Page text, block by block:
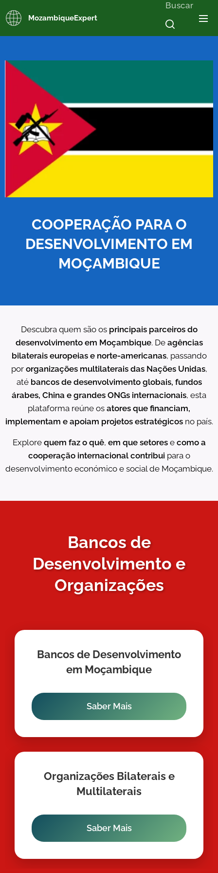
MozambiqueExpert
Buscar
COOPERAÇÃO PARA O
DESENVOLVIMENTO EM
MOÇAMBIQUE
Descubra quem são os principais parceiros do
desenvolvimento em Moçambique. De agências
bilaterais europeias e norte-americanas, passando
por organizações multilaterais das Nações Unidas,
até bancos de desenvolvimento globais, fundos
árabes, China e grandes ONGs internacionais, esta
plataforma reúne os atores que financiam,
implementam e apoiam projetos estratégicosno país.
Explore quem faz o quê, em que setorese como a
cooperação internacional contribui para o
desenvolvimento económico e social de Moçambique.
Bancos de
Desenvolvimento e
Organizações
Bancos de Desenvolvimento
em Moçambique
Saber Mais
Organizações Bilaterais e
Multilaterais
Saber Mais